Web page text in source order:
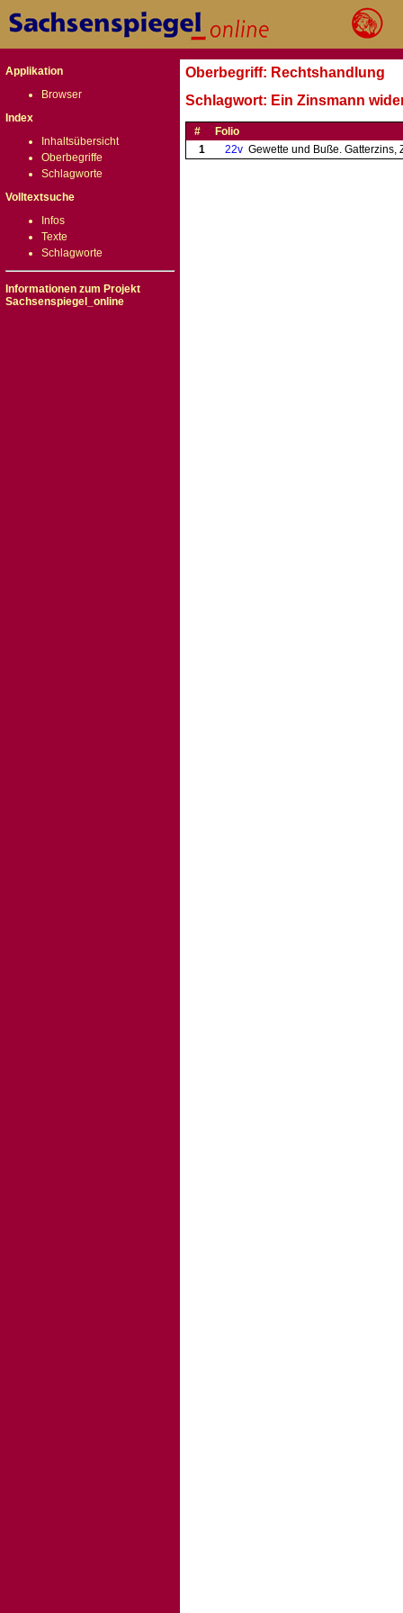
Applikation
Browser
Index
Inhaltsübersicht
Oberbegriffe
Schlagworte
Volltextsuche
Infos
Texte
Schlagworte
Informationen zum Projekt
Sachsenspiegel_online
Oberbegriff: Rechtshandlung
Schlagwort: Ein Zinsmann
#
Folio
1
22v Gewette und Buße.